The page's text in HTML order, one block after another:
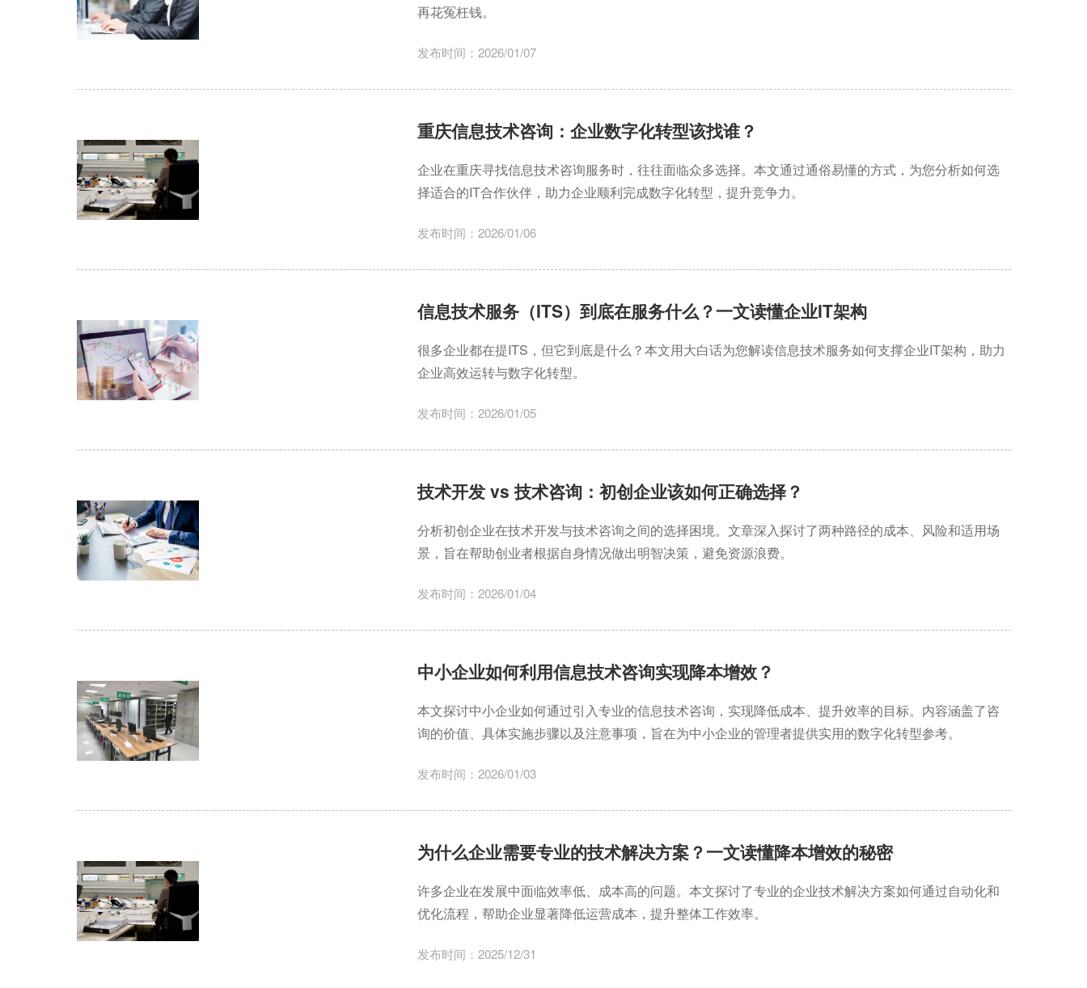
再花冤枉钱。
发布时间：2026/01/07
重庆信息技术咨询：企业数字化转型该找谁？
企业在重庆寻找信息技术咨询服务时，往往面临众多选择。本文通过通俗易懂的方式，为您分析如何选
择适合的IT合作伙伴，助力企业顺利完成数字化转型，提升竞争力。
发布时间：2026/01/06
信息技术服务（ITS）到底在服务什么？一文读懂企业IT架构
很多企业都在提ITS，但它到底是什么？本文用大白话为您解读信息技术服务如何支撑企业IT架构，助力
企业高效运转与数字化转型。
发布时间：2026/01/05
技术开发 vs 技术咨询：初创企业该如何正确选择？
分析初创企业在技术开发与技术咨询之间的选择困境。文章深入探讨了两种路径的成本、风险和适用场
景，旨在帮助创业者根据自身情况做出明智决策，避免资源浪费。
发布时间：2026/01/04
中小企业如何利用信息技术咨询实现降本增效？
本文探讨中小企业如何通过引入专业的信息技术咨询，实现降低成本、提升效率的目标。内容涵盖了咨
询的价值、具体实施步骤以及注意事项，旨在为中小企业的管理者提供实用的数字化转型参考。
发布时间：2026/01/03
为什么企业需要专业的技术解决方案？一文读懂降本增效的秘密
许多企业在发展中面临效率低、成本高的问题。本文探讨了专业的企业技术解决方案如何通过自动化和
优化流程，帮助企业显著降低运营成本，提升整体工作效率。
发布时间：2025/12/31